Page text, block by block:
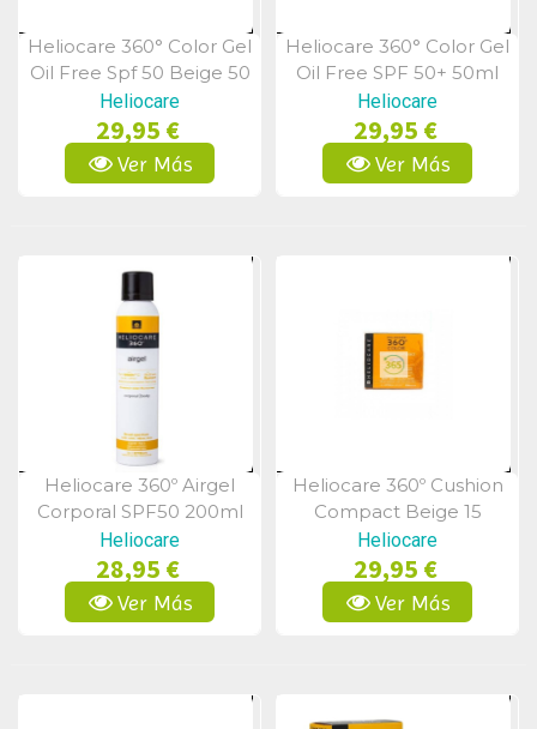
Vista Rápida
Heliocare 360° Color Gel
Oil Free Spf 50 Beige 50
Ml
Heliocare
29,95 €
Ver Más
Vista Rápida
Heliocare 360° Color Gel
Oil Free SPF 50+ 50ml
Bronze
Heliocare
29,95 €
Ver Más
Vista Rápida
Heliocare 360º Airgel
Corporal SPF50 200ml
Heliocare
28,95 €
Ver Más
Vista Rápida
Heliocare 360º Cushion
Compact Beige 15
Gramos
Heliocare
29,95 €
Ver Más